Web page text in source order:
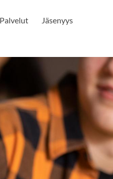
Palvelut
Jäsenyys